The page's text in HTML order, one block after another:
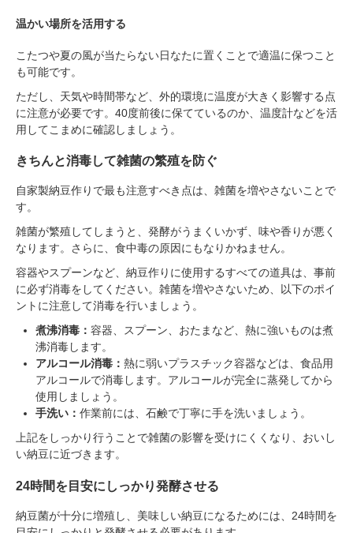
温かい場所を活用する
こたつや夏の風が当たらない日なたに置くことで適温に保つこと
も可能です。
ただし、天気や時間帯など、外的環境に温度が大きく影響する点
に注意が必要です。40度前後に保てているのか、温度計などを活
用してこまめに確認しましょう。
きちんと消毒して雑菌の繁殖を防ぐ
自家製納豆作りで最も注意すべき点は、雑菌を増やさないことで
す。
雑菌が繁殖してしまうと、発酵がうまくいかず、味や香りが悪く
なります。さらに、食中毒の原因にもなりかねません。
容器やスプーンなど、納豆作りに使用するすべての道具は、事前
に必ず消毒をしてください。雑菌を増やさないため、以下のポイ
ントに注意して消毒を行いましょう。
煮沸消毒： 容器、スプーン、おたまなど、熱に強いものは煮
沸消毒します。
アルコール消毒： 熱に弱いプラスチック容器などは、食品用
アルコールで消毒します。アルコールが完全に蒸発してから
使用しましょう。
手洗い： 作業前には、石鹸で丁寧に手を洗いましょう。
上記をしっかり行うことで雑菌の影響を受けにくくなり、おいし
い納豆に近づきます。
24時間を目安にしっかり発酵させる
納豆菌が十分に増殖し、美味しい納豆になるためには、24時間を